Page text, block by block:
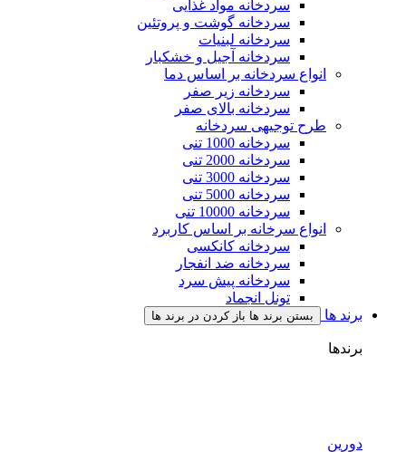
سردخانه مواد غذایی
سردخانه گوشت و پروتئین
سردخانه لبنیات
سردخانه آجیل و خشکبار
انواع سردخانه بر اساس دما
سردخانه زیر صفر
سردخانه بالای صفر
طرح توجیهی سردخانه
سردخانه 1000 تنی
سردخانه 2000 تنی
سردخانه 3000 تنی
سردخانه 5000 تنی
سردخانه 10000 تنی
انواع سرخانه بر اساس کاربرد
سردخانه کانکسی
سردخانه ضد انفجار
سردخانه پیش سرد
تونل انجماد
برند ها
بستن برند ها باز کردن در برند ها
برندها
دورین